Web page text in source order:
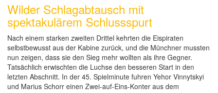
Wilder Schlagabtausch mit
spektakulärem Schlussspurt
Nach einem starken zweiten Drittel kehrten die Eispiraten
selbstbewusst aus der Kabine zurück, und die Münchner mussten
nun zeigen, dass sie den Sieg mehr wollten als ihre Gegner.
Tatsächlich erwischten die Luchse den besseren Start in den
letzten Abschnitt. In der 45. Spielminute fuhren Yehor Vinnytskyi
und Marius Schorr einen Zwei-auf-Eins-Konter aus dem